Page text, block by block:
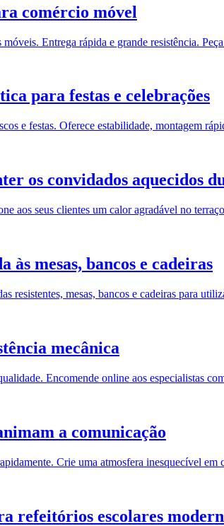
comércio móvel
Entrega rápida e grande resistência.
para festas e celebrações
e festas. Oferece estabilidade, montagem
os convidados aquecidos
aos seus clientes um calor agradável no
às mesas, bancos e cadeiras
resistentes, mesas, bancos e cadeiras para
mecânica
Encomende online aos especialistas
a comunicação
Crie uma atmosfera inesquecível em
refeitórios escolares